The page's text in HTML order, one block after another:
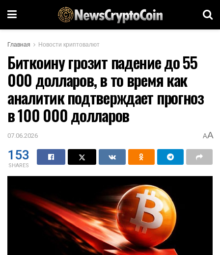
Главная Новости криптовалют
Биткоину грозит падение до 55
000 долларов, в то время как
аналитик подтверждает прогноз
в 100 000 долларов
07.06.2026 AA
153
SHARES